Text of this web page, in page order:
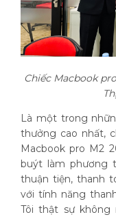
Chiếc Macbook
Là một trong
thưởng cao nhất,
Macbook pro M2
buýt làm phương
thuận tiện, thanh
với tính năng
Tôi thật sự